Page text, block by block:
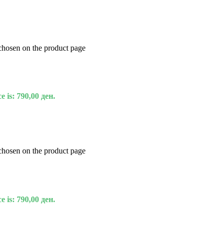
on the product page
is: 790,00 ден.
on the product page
is: 790,00 ден.